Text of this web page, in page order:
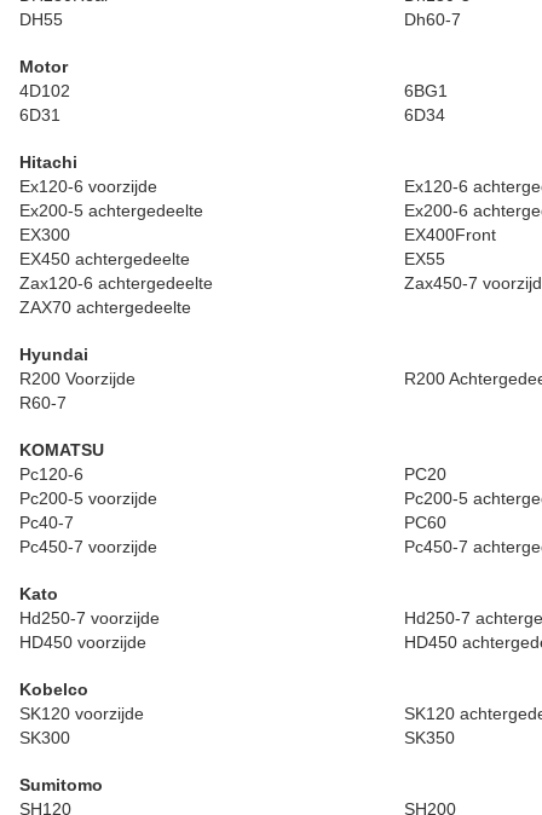
DH55
Dh60-7
Motor
4D102
6BG1
6D31
6D34
Hitachi
Ex120-6 voorzijde
Ex120-6
Ex200-5 achtergedeelte
Ex200-6
EX300
EX400Front
EX450 achtergedeelte
EX55
Zax120-6 achtergedeelte
Zax450-7
ZAX70 achtergedeelte
Hyundai
R200 Voorzijde
R200
R60-7
KOMATSU
Pc120-6
PC20
Pc200-5 voorzijde
Pc200-5
Pc40-7
PC60
Pc450-7 voorzijde
Pc450-7
Kato
Hd250-7 voorzijde
Hd250-7
HD450 voorzijde
HD450
Kobelco
SK120 voorzijde
SK120
SK300
SK350
Sumitomo
SH120
SH200